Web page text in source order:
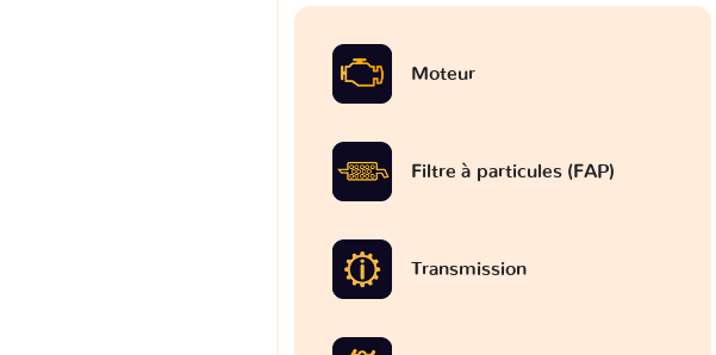
Moteur
Filtre à particules (FAP)
Transmission